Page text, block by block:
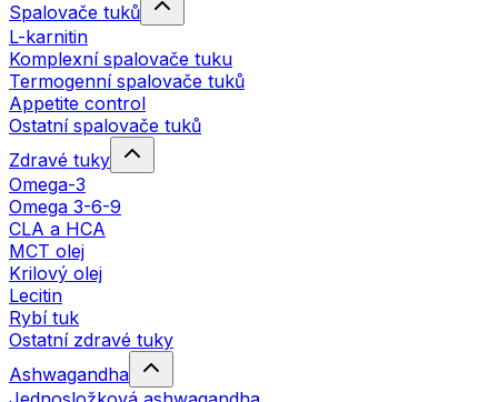
Spalovače tuků
L-karnitin
Komplexní spalovače tuku
Termogenní spalovače tuků
Appetite control
Ostatní spalovače tuků
Zdravé tuky
Omega-3
Omega 3-6-9
CLA a HCA
MCT olej
Krilový olej
Lecitin
Rybí tuk
Ostatní zdravé tuky
Ashwagandha